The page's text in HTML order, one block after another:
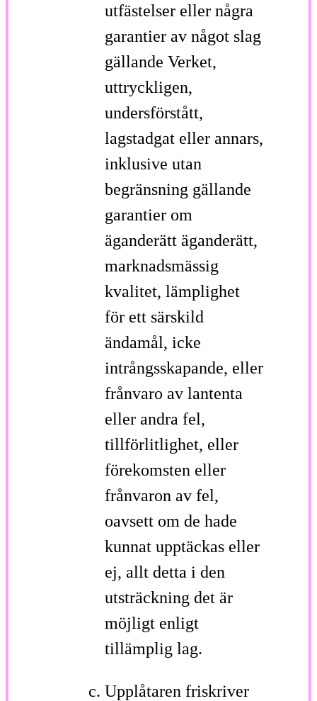
utfästelser eller några
garantier av något slag
gällande Verket,
uttryckligen,
undersförstått,
lagstadgat eller annars,
inklusive utan
begränsning gällande
garantier om
äganderätt äganderätt,
marknadsmässig
kvalitet, lämplighet
för ett särskild
ändamål, icke
intrångsskapande, eller
frånvaro av lantenta
eller andra fel,
tillförlitlighet, eller
förekomsten eller
frånvaron av fel,
oavsett om de hade
kunnat upptäckas eller
ej, allt detta i den
utsträckning det är
möjligt enligt
tillämplig lag.
Upplåtaren friskriver